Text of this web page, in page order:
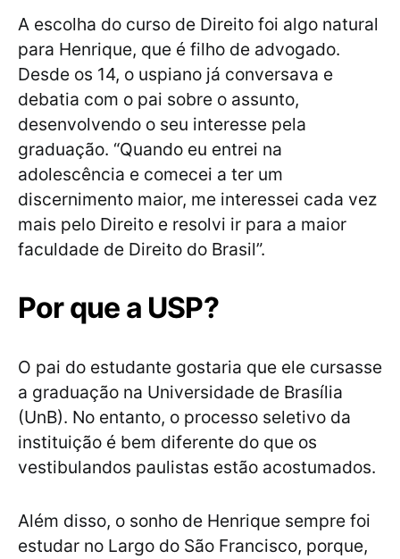
A escolha do curso de Direito foi algo natural
para Henrique, que é filho de advogado.
Desde os 14, o uspiano já conversava e
debatia com o pai sobre o assunto,
desenvolvendo o seu interesse pela
graduação. “Quando eu entrei na
adolescência e comecei a ter um
discernimento maior, me interessei cada vez
mais pelo Direito e resolvi ir para a maior
faculdade de Direito do Brasil”.
Por que a USP?
O pai do estudante gostaria que ele cursasse
a graduação na Universidade de Brasília
(UnB). No entanto, o processo seletivo da
instituição é bem diferente do que os
vestibulandos paulistas estão acostumados.
Além disso, o sonho de Henrique sempre foi
estudar no Largo do São Francisco, porque,